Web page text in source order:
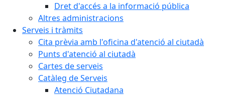
Dret d'accés a la informació pública
Altres administracions
Serveis i tràmits
Cita prèvia amb l'oficina d'atenció al ciutadà
Punts d'atenció al ciutadà
Cartes de serveis
Catàleg de Serveis
Atenció Ciutadana